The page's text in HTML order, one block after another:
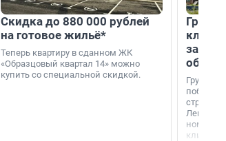
Скидка до 880 000 рублей
на готовое жильё*
Теперь квартиру в сданном ЖК
«Образцовый квартал 14» можно
купить со специальной скидкой.
Группа